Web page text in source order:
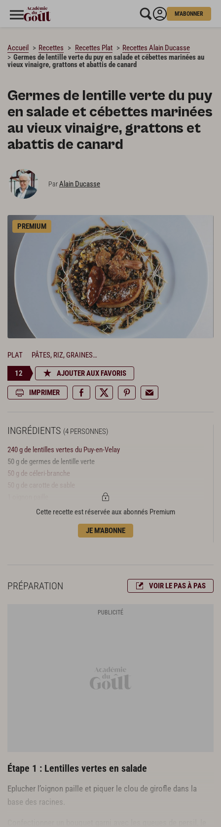
M'ABONNER
Accueil Recettes Recettes Plat
Recettes Alain Ducasse
Germes de lentille verte du puy en salade et cébettes marinées au
vieux vinaigre, grattons et abattis de canard
Germes de lentille verte du puy
en salade et cébettes marinées
au vieux vinaigre, grattons et
abattis de canard
ParAlain Ducasse
PREMIUM
PLAT PÂTES, RIZ, GRAINES…
12 AJOUTER AUX FAVORIS
IMPRIMER
INGRÉDIENTS (4 PERSONNES)
240 g de lentilles vertes du Puy-en-Velay
50 g de germes de lentille verte
50 g de céleri-branche
50 g de carotte de sable
1 clou de girofle
huile d’olive
10 g de moutarde de Dijon
1 citron
fleur de sel
8 rognons de canard
Cette recette est réservée aux abonnés Premium
JE M'ABONNE
PRÉPARATION VOIR LE PAS À PAS
Étape 1 : Lentilles vertes en salade
Eplucher l’oignon paille et piquer le clou de girofle dans la
base des racines.
CHARGEMENT…